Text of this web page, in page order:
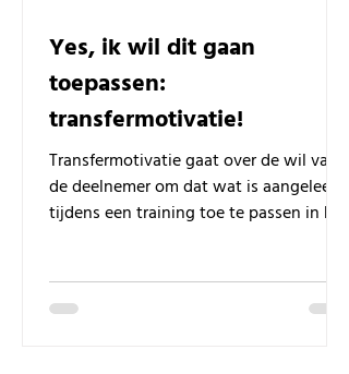
Yes, ik wil dit gaan
toepassen:
transfermotivatie!
Transfermotivatie gaat over de wil van
de deelnemer om dat wat is aangeleerd
tijdens een training toe te passen in het